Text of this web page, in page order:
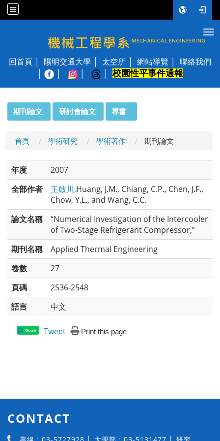
國立陽明交通大學 機械工程學系
回首頁 陽明交通大學 太空所 網站導覽
聯絡我們
校園性平事件通報
期刊論文 研討會論文 專書
首頁 學術研究 學術著作 期刊論文
年度
2007
全部作者
王啟川,Huang, J.M., Chiang, C.P., Chen, J.F.,
Chow, Y.L., and Wang, C.C.
論文名稱
“Numerical Investigation of the Intercooler
of Two-Stage Refrigerant Compressor,”
期刊名稱
Applied Thermal Engineering
卷數
27
頁碼
2536-2548
語言
中文
Share Tweet Print this page
CONTACT